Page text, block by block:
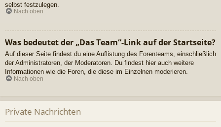
selbst festzulegen.
Nach oben
Was bedeutet der „Das Team“-Link auf der Startseite?
Auf dieser Seite findest du eine Auflistung des Forenteams, einschließlich
der Administratoren, der Moderatoren. Du findest hier auch weitere
Informationen wie die Foren, die diese im Einzelnen moderieren.
Nach oben
Private Nachrichten